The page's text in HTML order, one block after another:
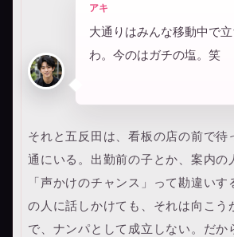
アキ
大通りはみんな移動中で
わ。今のはガチの塩。笑
それと五反田は、看板の店の前で待
通にいる。出勤前の子とか、案内の
「声かけのチャンス」って勘違いす
の人に話しかけても、それは向こう
で、ナンパとして成立しない。だか